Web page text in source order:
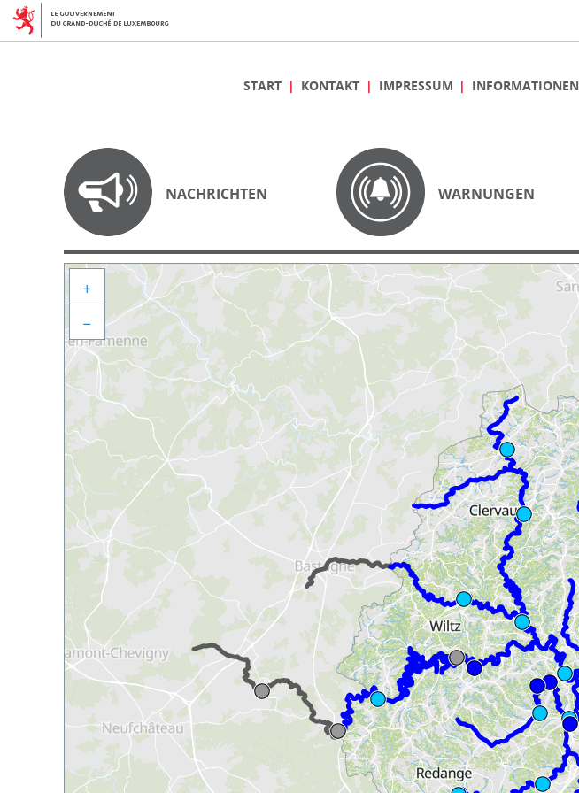
START KONTAKT IMPRESSUM INFORMATIONEN
NACHRICHTEN WARNUNGEN
+
−